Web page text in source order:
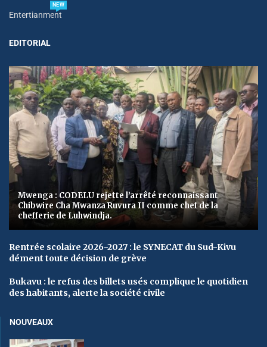
Entertianment
NEW
EDITORIAL
Mwenga : CODELU rejette l’arrêté reconnaissant
Chibwire Cha Mwanza Ruvura II comme chef de la
chefferie de Luhwindja.
Rentrée scolaire 2026-2027 : le SYNECAT du Sud-Kivu
dément toute décision de grève
Bukavu : le refus des billets usés complique le quotidien
des habitants, alerte la société civile
NOUVEAUX